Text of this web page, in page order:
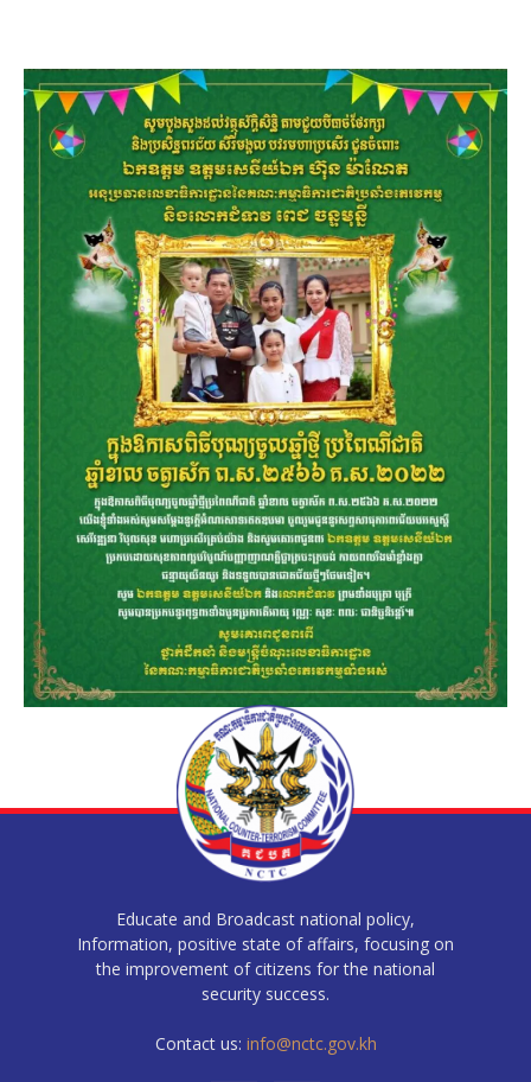
Educate and Broadcast national policy,
Information, positive state of affairs, focusing on
the improvement of citizens for the national
security success.
Contact us: info@nctc.gov.kh